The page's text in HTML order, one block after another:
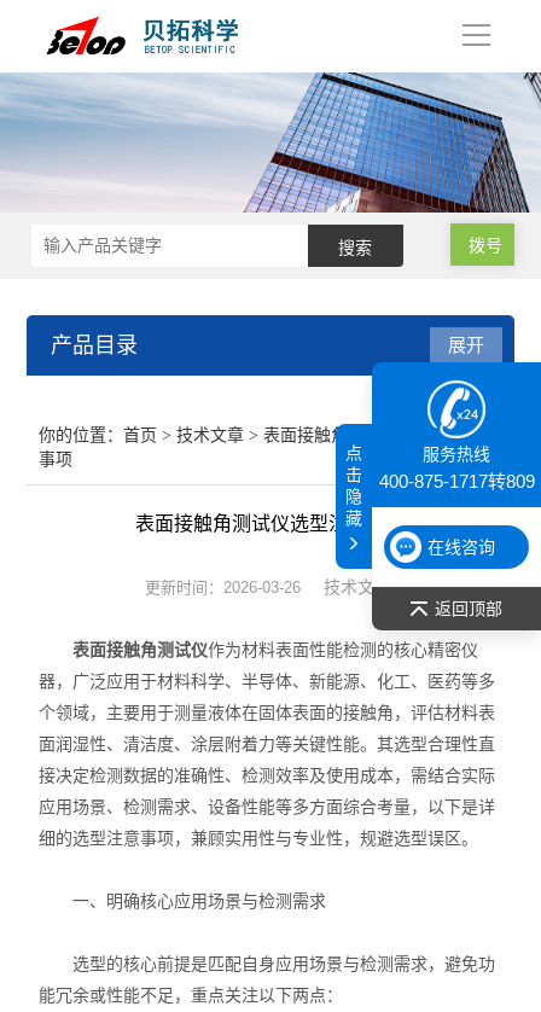
导
拨号
产品目录
纳米粒度仪
表面张力仪
光谱部件及外设
差示/热重/差热/热分析
红外光谱（IR、傅立叶）
低温恒温器
展开
你的位置：首页 >技术文章 > 表面接触角测试仪选型注意
事项
表面接触角测试仪选型注意事项
更新时间：2026-03-26 技术文章
表面接触角测试仪作为材料表面性能检测的核心精密仪
器，广泛应用于材料科学、半导体、新能源、化工、医药等多
个领域，主要用于测量液体在固体表面的接触角，评估材料表
面润湿性、清洁度、涂层附着力等关键性能。其选型合理性直
接决定检测数据的准确性、检测效率及使用成本，需结合实际
应用场景、检测需求、设备性能等多方面综合考量，以下是详
细的选型注意事项，兼顾实用性与专业性，规避选型误区。
一、明确核心应用场景与检测需求
选型的核心前提是匹配自身应用场景与检测需求，避免功
能冗余或性能不足，重点关注以下两点：
服务热线
400-875-1717转809
在线咨询
返回顶部
点
击
隐
藏